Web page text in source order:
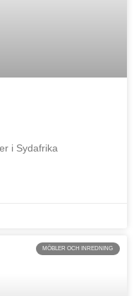
i Sydafrika
MÖBLER OCH INREDNING